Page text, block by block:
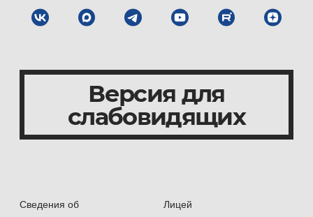
Сведения об Лицей
Версия для
слабовидящих